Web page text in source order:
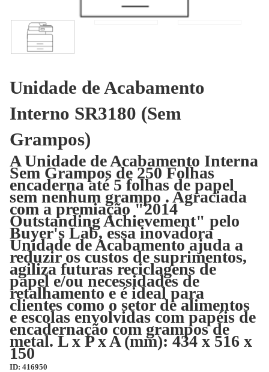
Unidade de Acabamento
Interno SR3180 (Sem
Grampos)
A Unidade de Acabamento Interna
Sem Grampos de 250 Folhas
encaderna até 5 folhas de papel
sem nenhum grampo . Agraciada
com a premiação "2014
Outstanding Achievement" pelo
Buyer's Lab, essa inovadora
Unidade de Acabamento ajuda a
reduzir os custos de suprimentos,
agiliza futuras reciclagens de
papel e/ou necessidades de
retalhamento e é ideal para
clientes como o setor de alimentos
e escolas envolvidas com papéis de
encadernação com grampos de
metal. L x P x A (mm): 434 x 516 x
150
ID: 416950